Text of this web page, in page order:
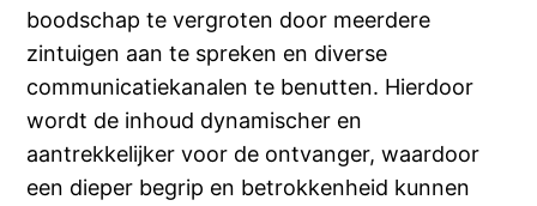
boodschap te vergroten door meerdere
zintuigen aan te spreken en diverse
communicatiekanalen te benutten. Hierdoor
wordt de inhoud dynamischer en
aantrekkelijker voor de ontvanger, waardoor
een dieper begrip en betrokkenheid kunnen